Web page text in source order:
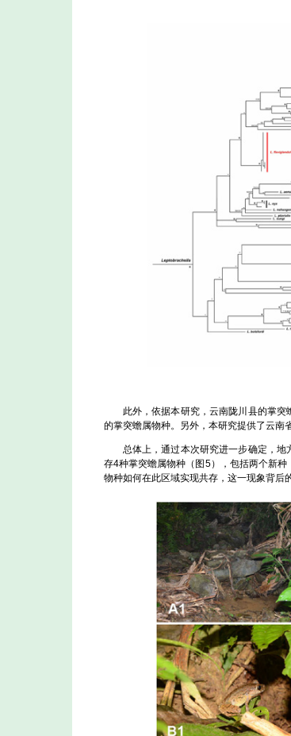
此外，依据本研究，云南陇川县的掌突
的掌突蟾属物种。另外，本研究提供了云南
总体上，通过本次研究进一步确定，地
存4种掌突蟾属物种（图5），包括两个新
物种如何在此区域实现共存，这一现象背后